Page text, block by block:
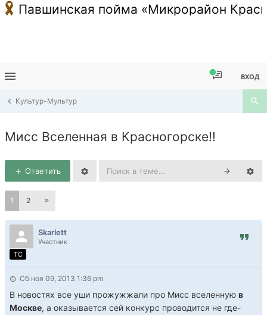
Павшинская пойма «Микрорайон
ВХОД
Культур-Мультур
Мисс Вселенная в Красногорске!!
Ответить
1 2
Skarlett
Участник
TC
Сб ноя 09, 2013 1:36 pm
В новостях все уши прожужжали про Мисс вселенную в
Москве, а оказывается сей конкурс проводится не где-